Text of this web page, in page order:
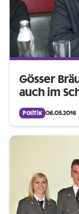
Gösser
auch im
Politik 06.05.2016